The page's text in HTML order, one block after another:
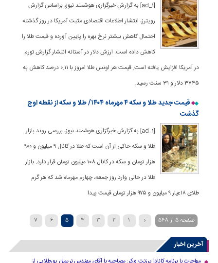
[ad_1] به گزارش خبرگزاری هوشمند نیوز، براساس گزارش
رویترز، انتشار اطلاعات اقتصادی مثبت آمریکا در روز گذشته
احتمال کاهش بیشتر نرخ بهره را پایین آورده و قیمت طلا را
کاهش داده است. ارزش دلار در آستانه انتشار گزارش تورم
در آمریکا افزایش یافته است. قیمت هر اونس طلا امروز با ۰.۱۱ درصد کاهش به
۳۷۴۵ دلار و ۳۱ سنت رسید.
قیمت جدید طلا و سکه ۴ مهرماه ۱۴۰۴/ طلا و سکه از نقطه اوج
گذشت
[ad_1] به گزارش خبرگزاری هوشمند نیوز، بررسی روند بازار
طلا و سکه حاکی از آن است که طلا در کانال ۹ میلیون و ۹۰۰
هزار تومان و سکه در کانال ۱۰8 میلیون تومان قرار دارد. بازار
طلا در حالی وارد روز جمعه، چهارم مهرماه شد که هر گرم
طلای ۱۸عیار ۹ میلیون و ۹۷۵ هزار تومان قیمت پیدا
صفحه 5 از 548 ‹
1
2
3
4
5
6
7
8
9
10
›
20
30
40
...
»
آخرین اخبار
مهاجرت با برنامه کانادا پرزنت ورکر: مصاحبه با آقای مهندس نریمان پورطلایی از